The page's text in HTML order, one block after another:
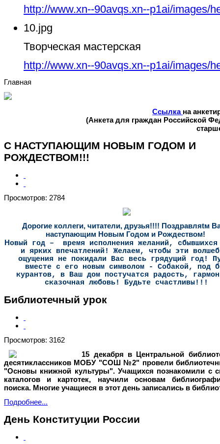
http://www.xn--90avqs.xn--p1ai/images/
10.jpg
Творческая мастерская
http://www.xn--90avqs.xn--p1ai/images/
Главная
Ссылка на
(Анкета для граждан Российской
С НАСТУПАЮЩИМ НОВЫМ ГОДОМ И
РОЖДЕСТВОМ!!!
Просмотров: 2784
Дорогие коллеги, читатели, друзья!!!! Поздравляtм
наступающим Новым Годом и Рождеством!
Новый год – время исполнения желаний, сбывшихся
и ярких впечатлений! Желаем, чтобы эти
ощущения не покидали Вас весь грядущий год!
вместе с его новым символом - Собакой, под
курантов, в Ваш дом постучатся радость,
сказочная любовь! Будьте счастливы!!!
Библиотечный урок
Просмотров: 3162
15 декабря в Центральной
десятиклассников МОБУ "СОШ №2" провели
"Основы книжной культуры". Учащихся познакомили с
каталогов и картотек, научили основам
поиска. Многие учащиеся в этот день записались в
Подробнее...
День Конституции России